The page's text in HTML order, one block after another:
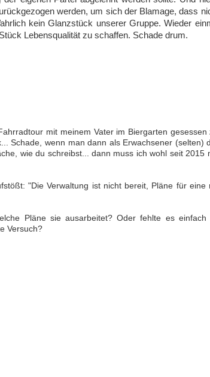
werden, um sich der Blamage, dass
kein Glanzstück unserer Gruppe. Wieder
Lebensqualität zu schaffen. Schade drum.
mit meinem Vater im Biergarten gesessen
Schade, wenn man dann als Erwachsener (selten)
wie du schreibst... dann muss ich wohl seit 2015
"Die Verwaltung ist nicht bereit, Pläne für eine
Pläne sie ausarbeitet? Oder fehlte es einfach
Versuch?